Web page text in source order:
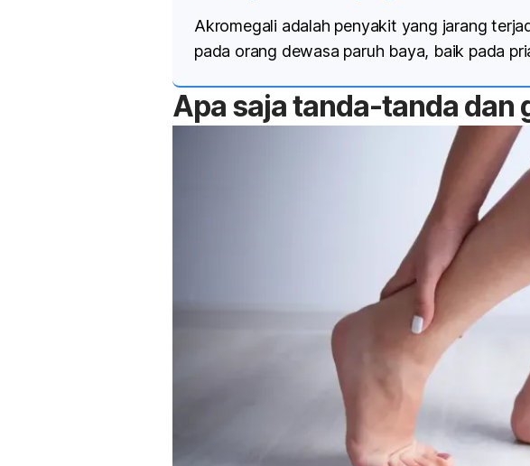
Akromegali adalah penyakit yang jarang
pada orang dewasa paruh baya, baik pada
Apa saja tanda-tanda dan